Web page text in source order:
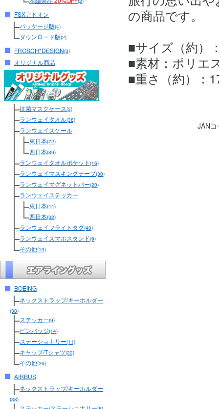
FSXアドオン
パッケージ版(4)
ダウンロード版(2)
FROSCH*DESIGN(3)
オリジナル商品
抗菌マスクケース(3)
ランウェイタオル(38)
ランウェイスケール
東日本(72)
西日本(89)
ランウェイタオルポケット (16)
ランウェイマスキングテープ(30)
ランウェイマグネットバー(20)
ランウェイステッカー
東日本(44)
西日本(32)
ランウェイフライトタグ(40)
ランウェイスマホスタンド(9)
その他(13)
BOEING
ネックストラップ/キーホルダー
(38)
ステッカー(9)
ピンバッジ(14)
ステーショナリー(11)
キャップ/Tシャツ(22)
その他(26)
AIRBUS
ネックストラップ/キーホルダー
(38)
の商品です。
■サイズ（約）
■素材：ポリエ
■重さ（約）：
JAN